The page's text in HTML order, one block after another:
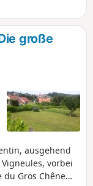
große
ausgehend
vorbei
du Gros Chêne